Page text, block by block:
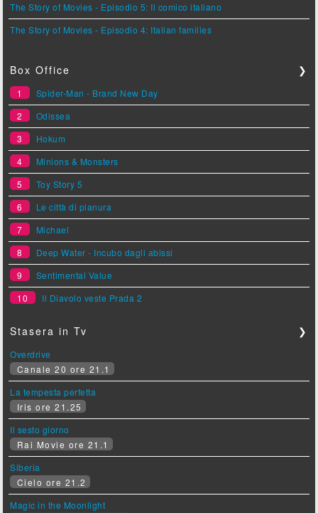
The Story of Movies - Episodio 5: Il comico italiano
The Story of Movies - Episodio 4: Italian families
Box Office ❯
1
Spider-Man - Brand New Day
2
Odissea
3
Hokum
4
Minions & Monsters
5
Toy Story 5
6
Le città di pianura
7
Michael
8
Deep Water - Incubo dagli abissi
9
Sentimental Value
10
Il Diavolo veste Prada 2
Stasera in Tv ❯
Overdrive
Canale 20 ore 21.1
La tempesta perfetta
Iris ore 21.25
Il sesto giorno
Rai Movie ore 21.1
Siberia
Cielo ore 21.2
Magic in the Moonlight